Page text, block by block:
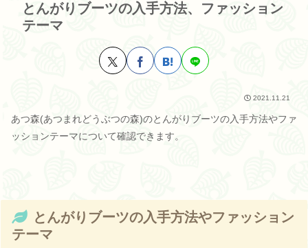
とんがりブーツの入手方法、ファッション
テーマ
2021.11.21
あつ森(あつまれどうぶつの森)のとんがりブーツの入手方法やファ
ッションテーマについて確認できます。
とんがりブーツの入手方法やファッション
テーマ